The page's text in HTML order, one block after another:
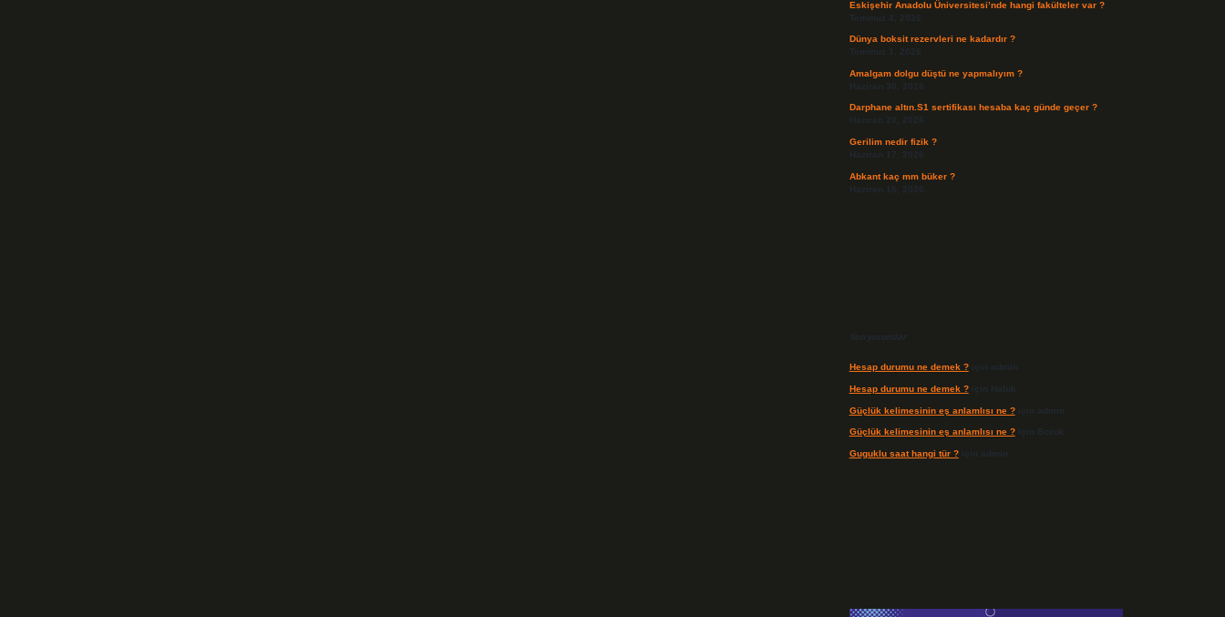
Eskişehir Anadolu Üniversitesi’nde hangi fakülteler var ?
Temmuz 4, 2026
Dünya boksit rezervleri ne kadardır ?
Temmuz 1, 2026
Amalgam dolgu düştü ne yapmalıyım ?
Haziran 30, 2026
Darphane altın.S1 sertifikası hesaba kaç günde geçer ?
Haziran 20, 2026
Gerilim nedir fizik ?
Haziran 17, 2026
Abkant kaç mm büker ?
Haziran 16, 2026
Son yorumlar
Hesap durumu ne demek ?için admin
Hesap durumu ne demek ?için Haluk
Güçlük kelimesinin eş anlamlısı ne ?için admin
Güçlük kelimesinin eş anlamlısı ne ?için Bozok
Guguklu saat hangi tür ?için admin